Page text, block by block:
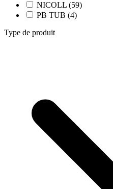
NICOLL (59)
PB TUB (4)
Type de produit